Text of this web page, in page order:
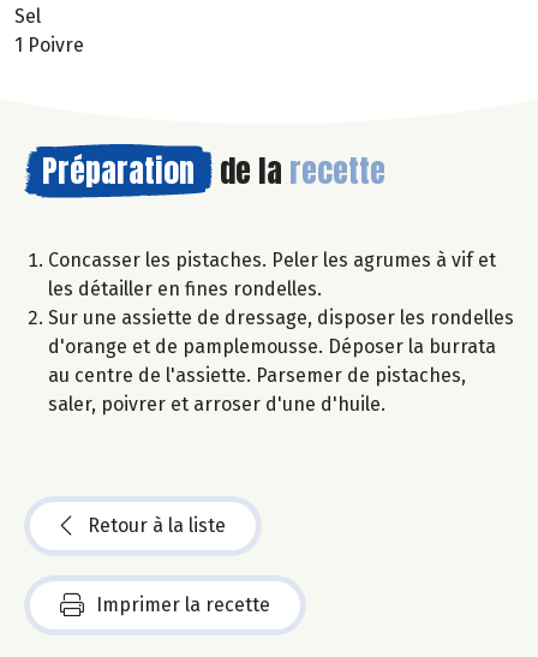
Sel
1 Poivre
Préparation de la recette
Concasser les pistaches. Peler les agrumes à vif et
les détailler en fines rondelles.
Sur une assiette de dressage, disposer les rondelles
d'orange et de pamplemousse. Déposer la burrata
au centre de l'assiette. Parsemer de pistaches,
saler, poivrer et arroser d'une d'huile.
Retour à la liste
Imprimer la recette